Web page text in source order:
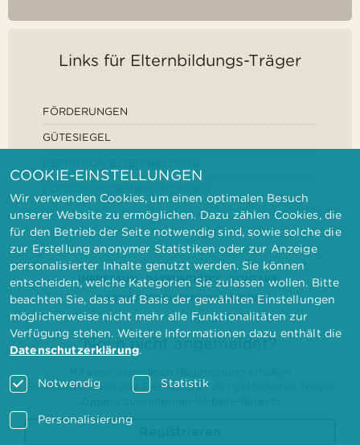
Links für Elternbildungs-Träger
FÖRDERUNGEN
GÜTESIEGEL
IMPRESSUM DATENSCHUTZ
KONTAKT
BARRIEREFREIHEITSERKLÄRUNG
Noch nicht angemeldet?
Elternbilderinnen und Elternbildner der geförderten Träger
COOKIE-EINSTELLUNGEN
Wir verwenden Cookies, um einen optimalen Besuch
unserer Website zu ermöglichen. Dazu zählen Cookies, die
für den Betrieb der Seite notwendig sind, sowie solche die
zur Erstellung anonymer Statistiken oder zur Anzeige
personalisierter Inhalte genutzt werden. Sie können
entscheiden, welche Kategorien Sie zulassen wollen. Bitte
beachten Sie, dass auf Basis der gewählten Einstellungen
möglicherweise nicht mehr alle Funktionalitäten zur
Verfügung stehen. Weitere Informationen dazu enthält die
Datenschutzerklärung.
Notwendig Statistik
Personalisierung